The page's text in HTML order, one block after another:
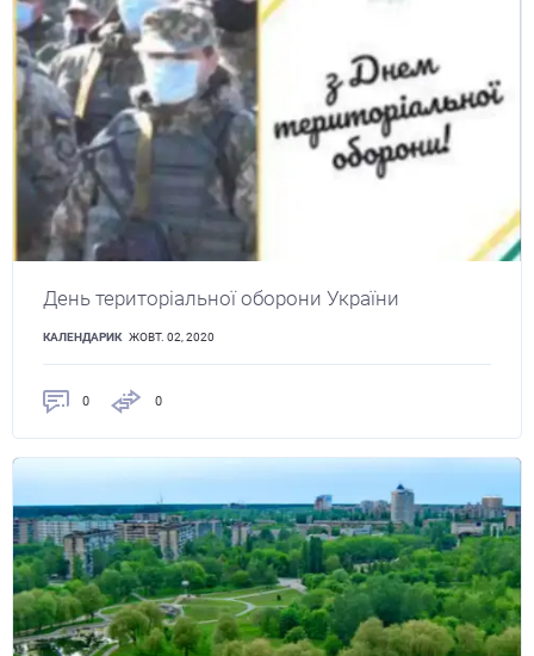
День територіальної оборони України
КАЛЕНДАРИК ЖОВТ. 02, 2020
0 0